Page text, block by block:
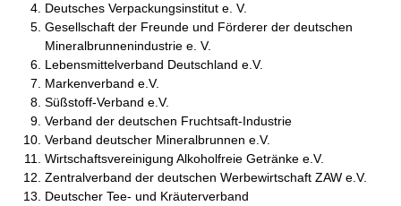
Deutsches Verpackungsinstitut e. V.
Gesellschaft der Freunde und Förderer der deutschen
Mineralbrunnenindustrie e. V.
Lebensmittelverband Deutschland e.V.
Markenverband e.V.
Süßstoff-Verband e.V.
Verband der deutschen Fruchtsaft-Industrie
Verband deutscher Mineralbrunnen e.V.
Wirtschaftsvereinigung Alkoholfreie Getränke e.V.
Zentralverband der deutschen Werbewirtschaft ZAW e.V.
Deutscher Tee- und Kräuterverband